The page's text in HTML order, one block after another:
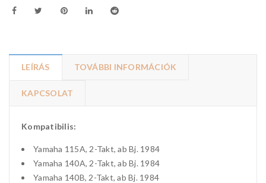
LEÍRÁS TOVÁBBI INFORMÁCIÓK
KAPCSOLAT
Kompatibilis:
Yamaha 115A, 2-Takt, ab Bj. 1984
Yamaha 140A, 2-Takt, ab Bj. 1984
Yamaha 140B, 2-Takt, ab Bj. 1984